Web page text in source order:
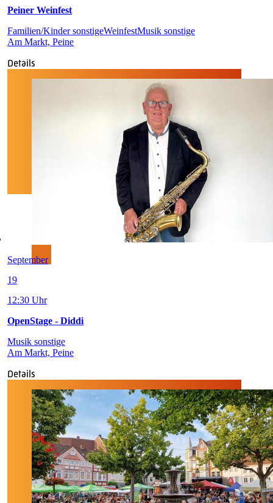
Peiner Weinfest
Familien/Kinder sonstigeWeinfestMusik sonstige
Am Markt, Peine
Details
September
19
12:30 Uhr
OpenStage - Diddi
Musik sonstige
Am Markt, Peine
Details